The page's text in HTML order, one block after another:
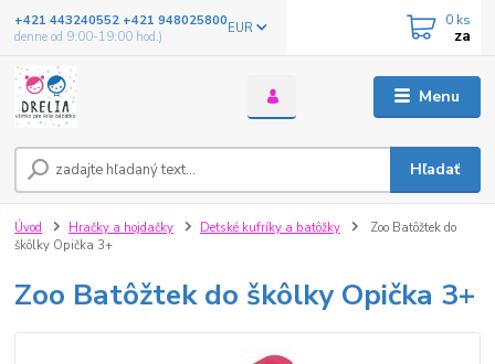
Menu
EUR
Hľadať
+421 443240552 +421 948025800
denne od 9:00-19:00 hod.)
0 ks
za
Úvod Hračky a hojdačky Detské kufríky a batôžky
Zoo Batôžtek do
škôlky Opička 3+
Zoo Batôžtek do škôlky Opička 3+